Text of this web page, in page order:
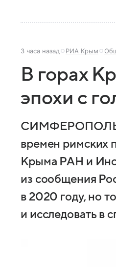
3 часа назад РИА Крым
В горах
эпохи с
СИМФЕРОПОЛЬ,
времен римских
Крыма РАН и
из сообщения
в 2020 году, но
и исследовать в